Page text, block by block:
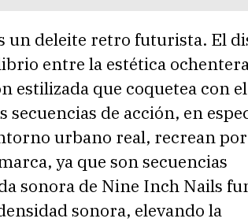
un deleite retro futurista. El
entre la estética
estilizada que coquetea con el
secuencias de acción, en
urbano real, recrean por
ya que son secuencias
sonora de Nine Inch Nails
sonora, elevando la